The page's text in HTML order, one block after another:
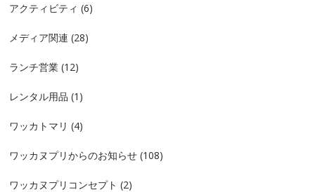
アクティビティ (6)
メディア関連 (28)
ランチ営業 (12)
レンタル用品 (1)
ワッカトマリ (4)
ワッカヌプリからのお知らせ (108)
ワッカヌプリコンセプト (2)